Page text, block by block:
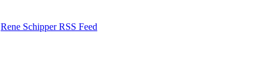
Rene Schipper RSS Feed